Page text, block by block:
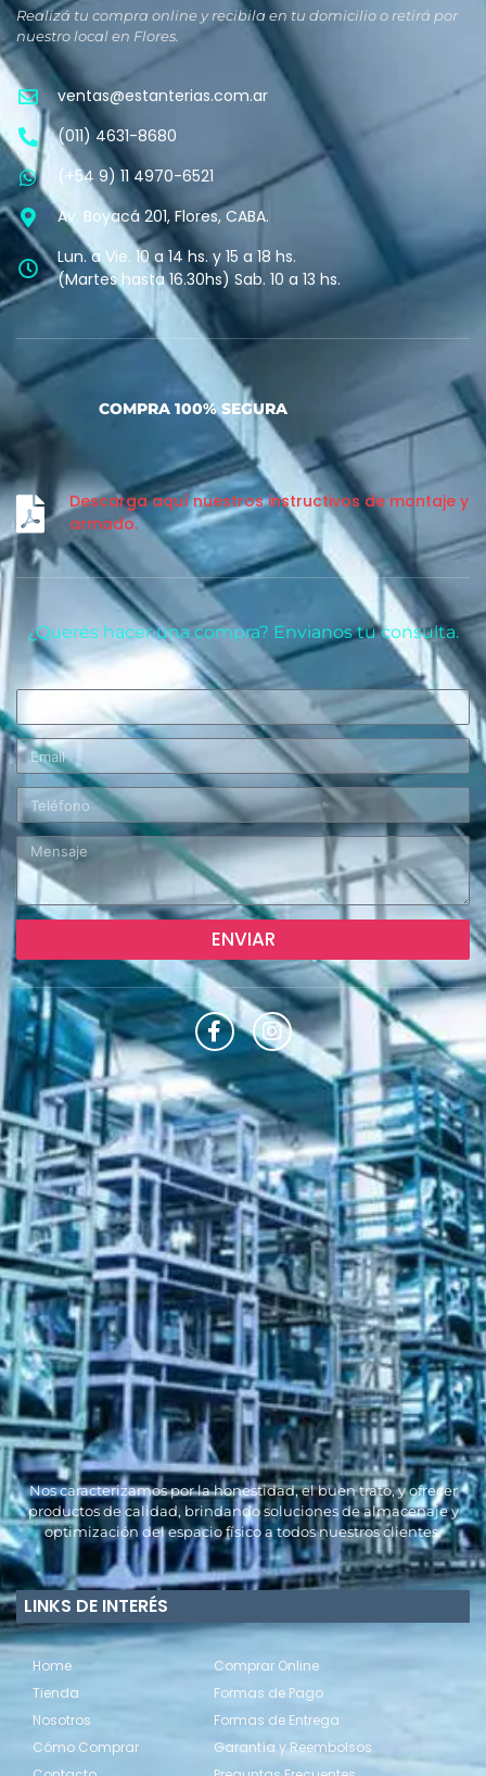
Nos caracterizamos por la honestidad, el buen trato, y ofrecer
productos de calidad, brindando soluciones de almacenaje y
optimización del espacio físico a todos nuestros clientes.
LINKS DE INTERÉS
Home
Tienda
Nosotros
Cómo Comprar
Comprar Online
Formas de Pago
Formas de Entrega
Garantía y Reembolsos
Descarga aquí nuestros instructivos de montaje y
armado.
¿Querés hacer una compra? Envianos tu consulta.
ENVIAR
Realizá tu compra online y recibila en tu domicilio o retirá por
nuestro local en Flores.
ventas@estanterias.com.ar
(011) 4631-8680
(+54 9) 11 4970-6521
Av. Boyacá 201, Flores, CABA.
Lun. a Vie. 10 a 14 hs. y 15 a 18 hs.
(Martes hasta 16.30hs) Sab. 10 a 13 hs.
COMPRA 100% SEGURA